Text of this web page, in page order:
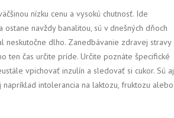
nízku cenu a vysokú chutnosť. Ide
navždy banalitou, sú v dnešných dňoch
dlho. Zanedbávanie zdravej stravy
ten čas určite príde. Určite poznáte špecifické
vpichovať inzulín a sledovať si cukor. Sú aj
intolerancia na laktozu, fruktozu alebo